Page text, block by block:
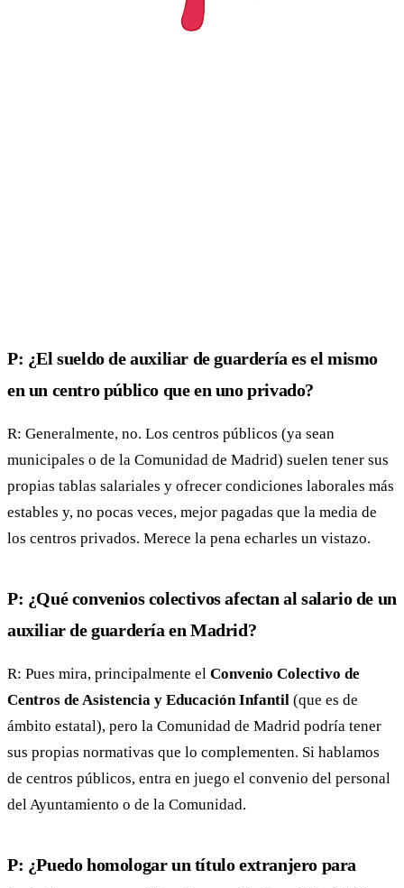
P: ¿El sueldo de auxiliar de guardería es el mismo
en un centro público que en uno privado?
R: Generalmente, no. Los centros públicos (ya sean
municipales o de la Comunidad de Madrid) suelen tener sus
propias tablas salariales y ofrecer condiciones laborales más
estables y, no pocas veces, mejor pagadas que la media de
los centros privados. Merece la pena echarles un vistazo.
P: ¿Qué convenios colectivos afectan al salario de un
auxiliar de guardería en Madrid?
R: Pues mira, principalmente el Convenio Colectivo de
Centros de Asistencia y Educación Infantil (que es de
ámbito estatal), pero la Comunidad de Madrid podría tener
sus propias normativas que lo complementen. Si hablamos
de centros públicos, entra en juego el convenio del personal
del Ayuntamiento o de la Comunidad.
P: ¿Puedo homologar un título extranjero para